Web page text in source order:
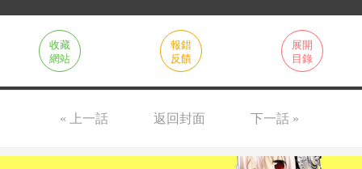
收藏
網站
報錯
反饋
展開
目錄
« 上一話 返回封面 下一話 »